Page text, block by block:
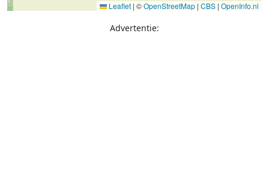
Leaflet | ©OpenStreetMap | CBS | OpenInfo.nl
Advertentie: